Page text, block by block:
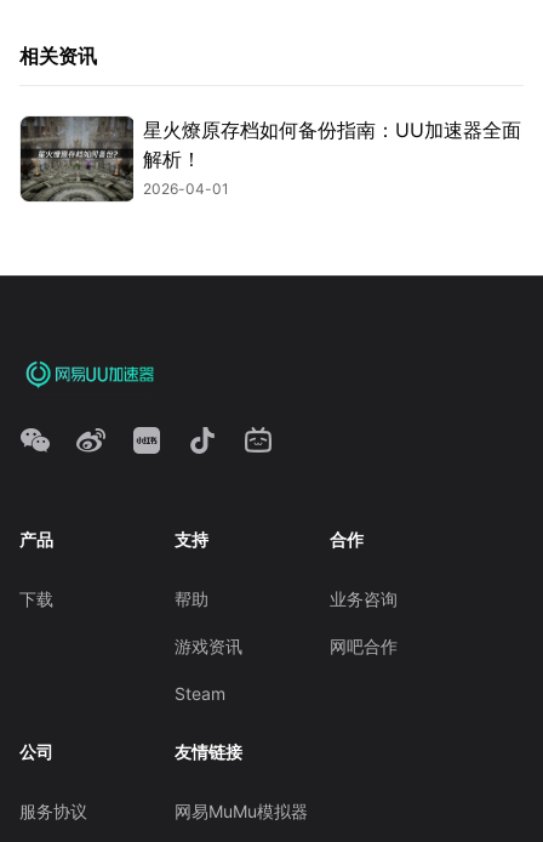
相关资讯
星火燎原存档如何备份指南：UU加速器全面
解析！
2026-04-01
产品
下载
支持
帮助
游戏资讯
Steam
合作
业务咨询
网吧合作
公司
服务协议
友情链接
网易MuMu模拟器